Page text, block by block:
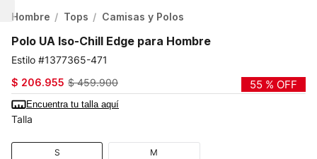
Hombre Tops Camisas y Polos
Polo UA Iso-Chill Edge para Hombre
1377365-471
$ 206.955 $ 459.900 55 % OFF
Encuentra tu talla aquí
Talla
S M